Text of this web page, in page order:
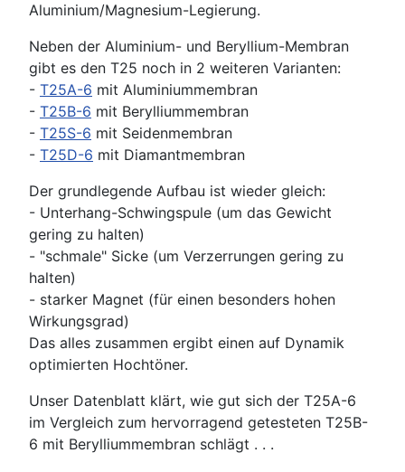
Aluminium/Magnesium-Legierung.
Neben der Aluminium- und Beryllium-Membran
gibt es den T25 noch in 2 weiteren Varianten:
- T25A-6 mit Aluminiummembran
- T25B-6 mit Berylliummembran
- T25S-6 mit Seidenmembran
- T25D-6 mit Diamantmembran
Der grundlegende Aufbau ist wieder gleich:
- Unterhang-Schwingspule (um das Gewicht
gering zu halten)
- "schmale" Sicke (um Verzerrungen gering zu
halten)
- starker Magnet (für einen besonders hohen
Wirkungsgrad)
Das alles zusammen ergibt einen auf Dynamik
optimierten Hochtöner.
Unser Datenblatt klärt, wie gut sich der T25A-6
im Vergleich zum hervorragend getesteten T25B-
6 mit Berylliummembran schlägt . . .